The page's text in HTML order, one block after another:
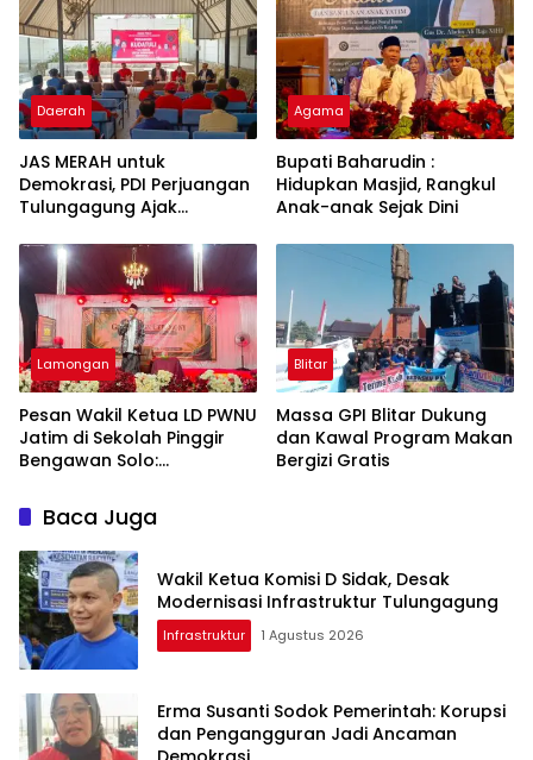
Daerah
JAS MERAH untuk
Demokrasi, PDI Perjuangan
Tulungagung Ajak
Lupakan Kudatuli
Agama
Bupati Baharudin :
Hidupkan Masjid, Rangkul
Anak-anak Sejak Dini
Lamongan
Pesan Wakil Ketua LD PWNU
Jatim di Sekolah Pinggir
Bengawan Solo:
Lahirnya Generasi
Berakhlak
Blitar
Massa GPI Blitar Dukung
dan Kawal Program Makan
Bergizi Gratis
Baca Juga
Wakil Ketua Komisi D Sidak, Desak
Modernisasi Infrastruktur Tulungagung
Infrastruktur 1 Agustus 2026
Erma Susanti Sodok Pemerintah: Korupsi
dan Pengangguran Jadi Ancaman